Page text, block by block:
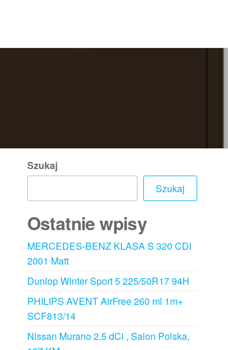
Szukaj
Szukaj
Ostatnie wpisy
MERCEDES-BENZ KLASA S 320 CDI
2001 Matt
Dunlop Winter Sport 5 225/50R17 94H
PHILIPS AVENT AirFree 260 ml 1m+
SCF813/14
Nissan Murano 2.5 dCi , Salon Polska,